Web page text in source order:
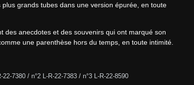
grands tubes dans une version épurée, en toute
des anecdotes et des souvenirs qui ont marqué son
une parenthèse hors du temps, en toute intimité.
7380 / n°2 L-R-22-7383 / n°3 L-R-22-8590